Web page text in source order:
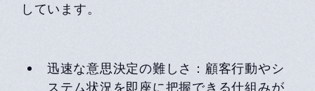
しています。
迅速な意思決定の難しさ：顧客行動やシ
ステム状況を即座に把握できる仕組みが